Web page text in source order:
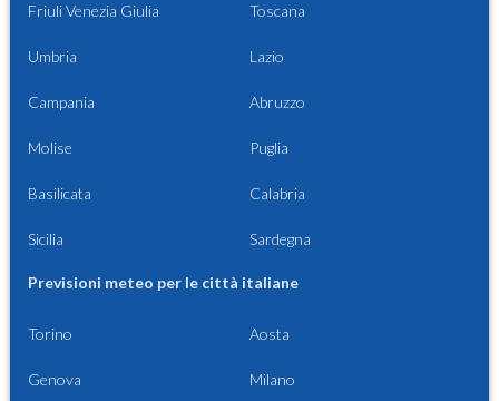
Friuli Venezia Giulia Toscana
Umbria Lazio
Campania Abruzzo
Molise Puglia
Basilicata Calabria
Sicilia Sardegna
Previsioni meteo per le città italiane
Torino Aosta
Genova Milano